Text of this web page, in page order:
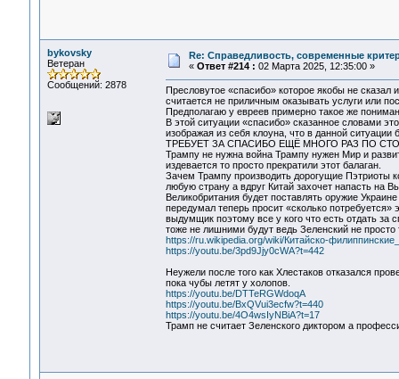
bykovsky
Ветеран
Сообщений: 2878
Re: Справедливость, современные
« Ответ #214 : 02 Марта 2025, 12:35:00 »
Пресловутое «спасибо» которое якобы не сказал
считается не приличным оказывать услуги или
Предполагаю у евреев примерно такое же
В этой ситуации «спасибо» сказанное словами
изображая из себя клоуна, что в данной
ТРЕБУЕТ ЗА СПАСИБО ЕЩЁ МНОГО РАЗ ПО
Трампу не нужна война Трампу нужен Мир и
издевается то просто прекратили этот балаган.
Зачем Трампу производить дорогущие Пэтриоты
любую страну а вдруг Китай захочет напасть на
Великобритания будет поставлять оружие
передумал теперь просит «сколько
выдумщик поэтому все у кого что есть отдать за
тоже не лишними будут ведь Зеленский не
https://ru.wikipedia.org/wiki/Китайско-
https://youtu.be/3pd9Jjy0cWA?t=442
Неужели после того как Хлестаков отказался
пока чубы летят у холопов.
https://youtu.be/DTTeRGWdoqA
https://youtu.be/BxQVui3ecfw?t=440
https://youtu.be/4O4wsIyNBiA?t=17
Трамп не считает Зеленского диктором а